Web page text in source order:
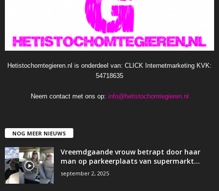
Hetistochomtegieren.nl is onderdeel van: CLICK Internetmarketing KVK:
54718635
Neem contact met ons op: info@hetistochomtegieren.nl
NOG MEER NIEUWS
Vreemdgaande vrouw betrapt door haar
man op parkeerplaats van supermarkt…
september 2, 2025